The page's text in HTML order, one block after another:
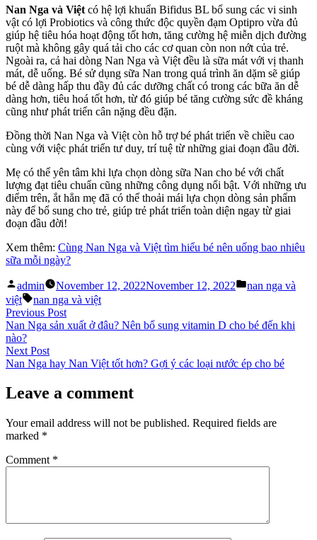
Nan Nga và Việt có hệ lợi khuẩn Bifidus BL bổ sung các vi sinh
vật có lợi Probiotics và công thức độc quyền đạm Optipro vừa đủ
giúp hệ tiêu hóa hoạt động tốt hơn, tăng cường hệ miễn dịch đường
ruột mà không gây quá tải cho các cơ quan còn non nớt của trẻ.
Ngoài ra, cả hai dòng Nan Nga và Việt đều là sữa mát với vị thanh
mát, dễ uống. Bé sử dụng sữa Nan trong quá trình ăn dặm sẽ giúp
bé dễ dàng hấp thu đầy đủ các dưỡng chất có trong các bữa ăn dễ
dàng hơn, tiêu hoá tốt hơn, từ đó giúp bé tăng cường sức đề kháng
cũng như phát triển cân nặng đều đặn.
Đồng thời Nan Nga và Việt còn hỗ trợ bé phát triển về chiều cao
cùng với việc phát triển tư duy, trí tuệ từ những giai đoạn đầu đời.
Mẹ có thể yên tâm khi lựa chọn dòng sữa Nan cho bé với chất
lượng đạt tiêu chuẩn cũng những công dụng nổi bật. Với những ưu
điểm trên, ắt hẳn mẹ đã có thể thoải mái lựa chọn dòng sản phẩm
này để bổ sung cho trẻ, giúp trẻ phát triển toàn diện ngay từ giai
đoạn đầu đời!
Xem thêm: Cùng Nan Nga và Việt tìm hiểu bé nên uống bao nhiêu
sữa mỗi ngày?
Posted
by
admin November 12, 2022November 12, 2022
Posted
nan nga và
việt
Tags:
nan nga và việt
Post
navigation
Previous PostPrevious
post:
Nan Nga sản xuất ở đâu? Nên bổ sung vitamin D cho bé đến khi
nào?
Next PostNext
post:
Nan Nga hay Nan Việt tốt hơn? Gợi ý các loại nước ép cho bé
Leave a comment
Your email address will not be published. Required fields are
marked *
Comment *